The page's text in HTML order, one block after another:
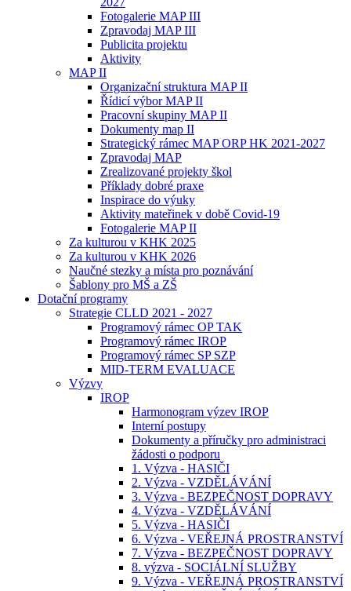
Fotogalerie MAP III
Zpravodaj MAP III
Publicita projektu
Aktivity
MAP II
Organizační struktura MAP II
Řídicí výbor MAP II
Pracovní skupiny MAP II
Dokumenty map II
Strategický rámec MAP ORP HK 2021-2027
Zpravodaj MAP
Zrealizované projekty škol
Příklady dobré praxe
Inspirace do výuky
Aktivity mateřinek v době Covid-19
Fotogalerie MAP II
Za kulturou v KHK 2025
Za kulturou v KHK 2026
Naučné stezky a místa pro poznávání
Šablony pro MŠ a ZŠ
Dotační programy
Strategie CLLD 2021 - 2027
Programový rámec OP TAK
Programový rámec IROP
Programový rámec SP SZP
MID-TERM EVALUACE
Výzvy
IROP
Harmonogram výzev IROP
Interní postupy
Dokumenty a příručky pro administraci
žádosti o podporu
1. Výzva - HASIČI
2. Výzva - VZDĚLÁVÁNÍ
3. Výzva - BEZPEČNOST DOPRAVY
4. Výzva - VZDĚLÁVÁNÍ
5. Výzva - HASIČI
6. Výzva - VEŘEJNÁ PROSTRANSTVÍ
7. Výzva - BEZPEČNOST DOPRAVY
8. výzva - SOCIÁLNÍ SLUŽBY
9. Výzva - VEŘEJNÁ PROSTRANSTVÍ